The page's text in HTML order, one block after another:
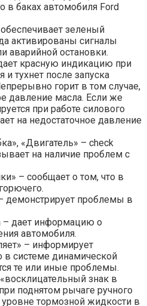
в баках автомобиля Ford
зеленый
активированы сигналы
аварийной остановки.
красную индикацию при
и тухнет после запуска
горит в том случае,
давление масла. Если же
при работе силового
на недостаточное давление
«Двигатель» – check
на наличие проблем с
– сообщает о том, что в
демонстрирует проблемы в
– дает информацию о
автомобиля.
– информирует
в системе динамической
те или иные проблемы.
знак в
поднятом рычаге ручного
тормозной жидкости в